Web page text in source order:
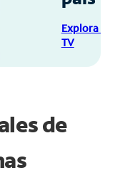
Explora
TV
de